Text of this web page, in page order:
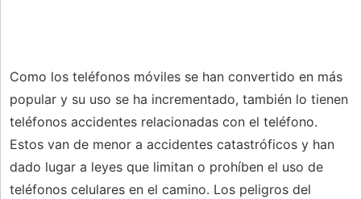
Como los teléfonos móviles se han convertido en más
popular y su uso se ha incrementado, también lo tienen
teléfonos accidentes relacionadas con el teléfono.
Estos van de menor a accidentes catastróficos y han
dado lugar a leyes que limitan o prohíben el uso de
teléfonos celulares en el camino. Los peligros del